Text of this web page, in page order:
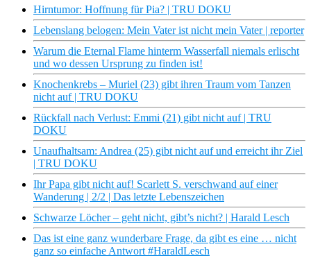
Hirntumor: Hoffnung für Pia? | TRU DOKU
Lebenslang belogen: Mein Vater ist nicht mein Vater | reporter
Warum die Eternal Flame hinterm Wasserfall niemals erlischt
und wo dessen Ursprung zu finden ist!
Knochenkrebs – Muriel (23) gibt ihren Traum vom Tanzen
nicht auf | TRU DOKU
Rückfall nach Verlust: Emmi (21) gibt nicht auf | TRU
DOKU
Unaufhaltsam: Andrea (25) gibt nicht auf und erreicht ihr Ziel
| TRU DOKU
Ihr Papa gibt nicht auf! Scarlett S. verschwand auf einer
Wanderung | 2/2 | Das letzte Lebenszeichen
Schwarze Löcher – geht nicht, gibt’s nicht? | Harald Lesch
Das ist eine ganz wunderbare Frage, da gibt es eine … nicht
ganz so einfache Antwort #HaraldLesch